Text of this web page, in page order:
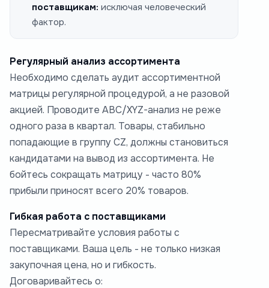
поставщикам: исключая человеческий
фактор.
Регулярный анализ ассортимента
Необходимо сделать аудит ассортиментной
матрицы регулярной процедурой, а не разовой
акцией. Проводите ABC/XYZ-анализ не реже
одного раза в квартал. Товары, стабильно
попадающие в группу CZ, должны становиться
кандидатами на вывод из ассортимента. Не
бойтесь сокращать матрицу - часто 80%
прибыли приносят всего 20% товаров.
Гибкая работа с поставщиками
Пересматривайте условия работы с
поставщиками. Ваша цель - не только низкая
закупочная цена, но и гибкость.
Договаривайтесь о: